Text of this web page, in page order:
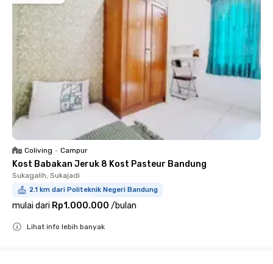
Coliving • Campur
Kost Babakan Jeruk 8 Kost Pasteur Bandung
Sukagalih, Sukajadi
2.1 km dari Politeknik Negeri Bandung
mulai dari Rp1.000.000 /bulan
Lihat info lebih banyak